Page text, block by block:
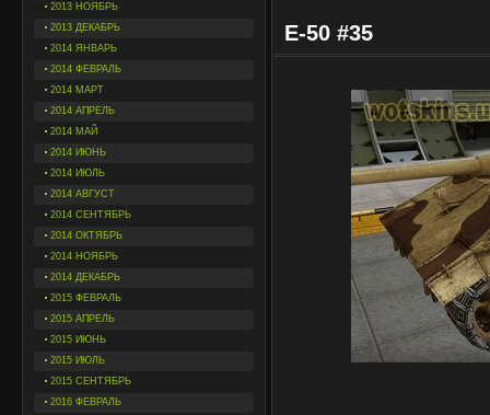
2013 НОЯБРЬ
2013 ДЕКАБРЬ
2014 ЯНВАРЬ
2014 ФЕВРАЛЬ
2014 МАРТ
2014 АПРЕЛЬ
2014 МАЙ
2014 ИЮНЬ
2014 ИЮЛЬ
2014 АВГУСТ
2014 СЕНТЯБРЬ
2014 ОКТЯБРЬ
2014 НОЯБРЬ
2014 ДЕКАБРЬ
2015 ФЕВРАЛЬ
2015 АПРЕЛЬ
2015 ИЮНЬ
2015 ИЮЛЬ
2015 СЕНТЯБРЬ
2016 ФЕВРАЛЬ
E-50 #35